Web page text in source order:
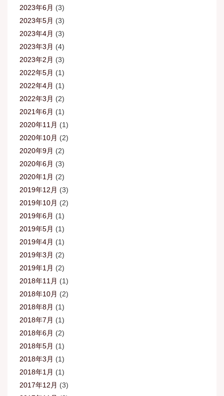
2023年6月 (3)
2023年5月 (3)
2023年4月 (3)
2023年3月 (4)
2023年2月 (3)
2022年5月 (1)
2022年4月 (1)
2022年3月 (2)
2021年6月 (1)
2020年11月 (1)
2020年10月 (2)
2020年9月 (2)
2020年6月 (3)
2020年1月 (2)
2019年12月 (3)
2019年10月 (2)
2019年6月 (1)
2019年5月 (1)
2019年4月 (1)
2019年3月 (2)
2019年1月 (2)
2018年11月 (1)
2018年10月 (2)
2018年8月 (1)
2018年7月 (1)
2018年6月 (2)
2018年5月 (1)
2018年3月 (1)
2018年1月 (1)
2017年12月 (3)